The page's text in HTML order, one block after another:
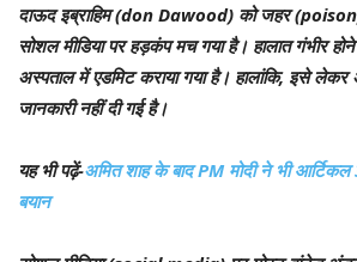
दाऊद इब्राहिम (don Dawood) को जहर
सोशल मीडिया पर हड़कंप मच गया है। हालात गंभीर
अस्पताल में एडमिट कराया गया है। हालांकि, इसे लेकर
जानकारी नहीं दी गई है।
यह भी पढ़ें-अमित शाह के बाद PM मोदी ने भी
बयान